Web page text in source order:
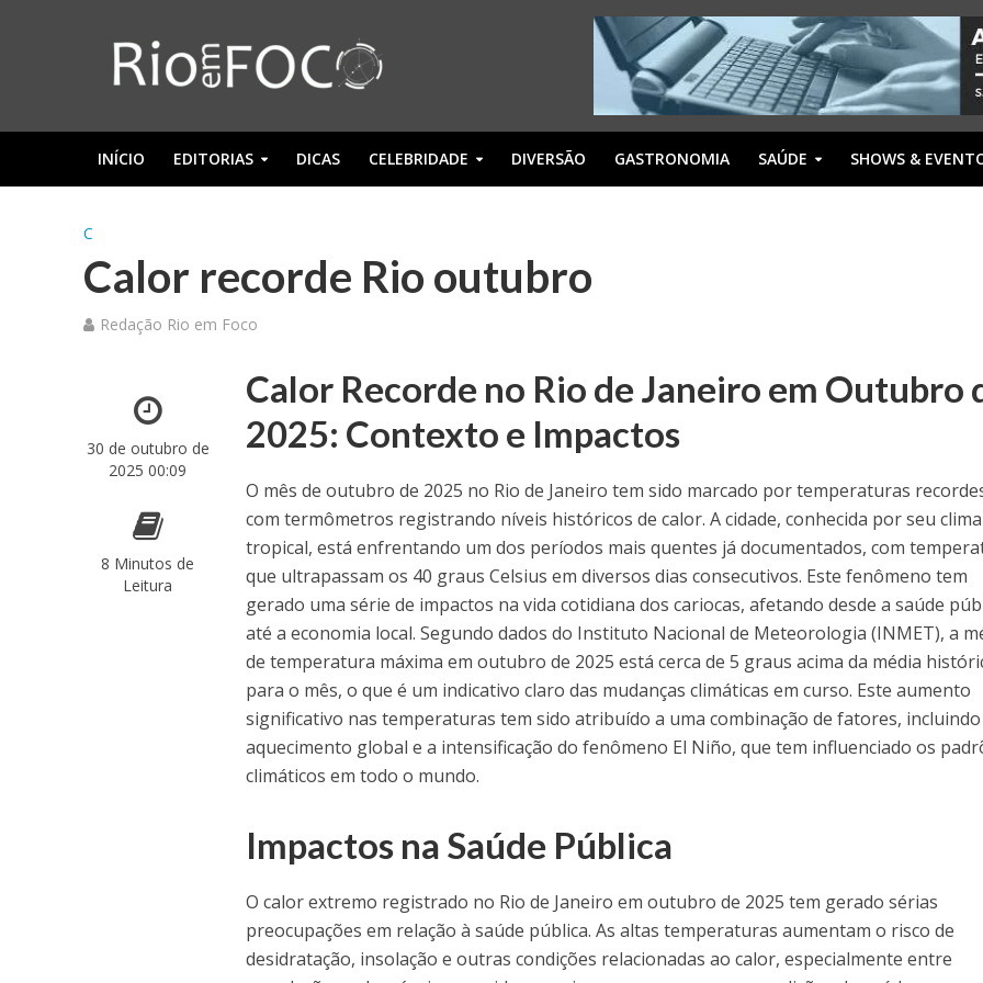
INÍCIO EDITORIAS DICAS CELEBRIDADE DIVERSÃO GASTRONOMIA SAÚDE SHOWS &
C
Calor recorde Rio outubro
Redação Rio em Foco
30 de outubro de
2025 00:09
8 Minutos de
Leitura
Calor Recorde no Rio de Janeiro em Outubro
2025: Contexto e Impactos
O mês de outubro de 2025 no Rio de Janeiro tem sido marcado por temperaturas
com termômetros registrando níveis históricos de calor. A cidade, conhecida por seu clima
tropical, está enfrentando um dos períodos mais quentes já documentados, com
que ultrapassam os 40 graus Celsius em diversos dias consecutivos. Este fenômeno tem
gerado uma série de impactos na vida cotidiana dos cariocas, afetando desde a saúde
até a economia local. Segundo dados do Instituto Nacional de Meteorologia (INMET), a
de temperatura máxima em outubro de 2025 está cerca de 5 graus acima da média
para o mês, o que é um indicativo claro das mudanças climáticas em curso. Este aumento
significativo nas temperaturas tem sido atribuído a uma combinação de fatores,
aquecimento global e a intensificação do fenômeno El Niño, que tem influenciado os
climáticos em todo o mundo.
Impactos na Saúde Pública
O calor extremo registrado no Rio de Janeiro em outubro de 2025 tem gerado sérias
preocupações em relação à saúde pública. As altas temperaturas aumentam o risco de
desidratação, insolação e outras condições relacionadas ao calor, especialmente entre